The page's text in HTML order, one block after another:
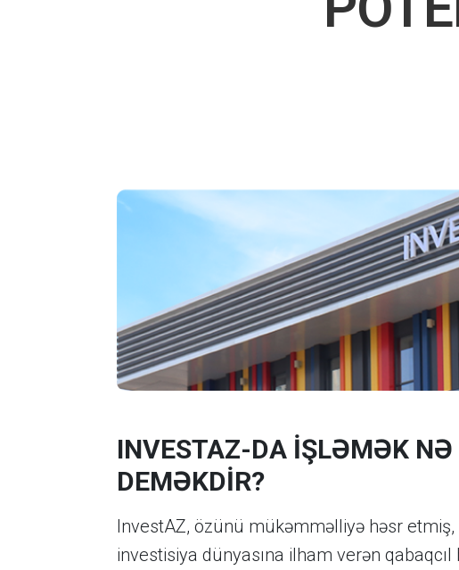
INVESTAZ-DA İŞLƏMƏK NƏ
DEMƏKDİR?
InvestAZ, özünü mükəmməlliyə həsr etmiş,
investisiya dünyasına ilham verən qabaqcıl